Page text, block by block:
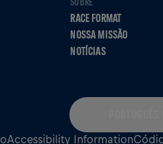
RACE FORMAT
NOSSA MISSÃO
NOTÍCIAS
Accessibility Information